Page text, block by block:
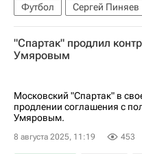
Футбол
Сергей Пиняев
Манчестер Юнайтед
РПЛ 2026-2027 (Чемпионат
"Спартак" продлил
Умяровым
Московский "Спартак" в
продлении соглашения с
Умяровым.
8 августа 2025, 11:19 453